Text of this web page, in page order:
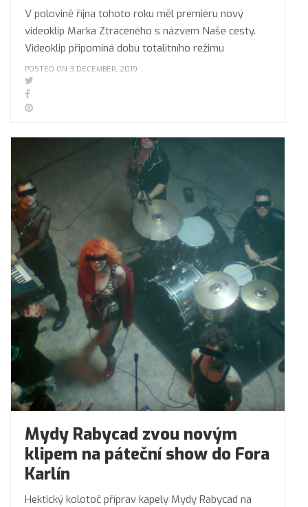
V polovině října tohoto roku měl premiéru nový
videoklip Marka Ztraceného s názvem Naše cesty.
Videoklip připomíná dobu totalitního režimu
POSTED ON 3 DECEMBER, 2019
Mydy Rabycad zvou novým
klipem na páteční show do Fora
Karlín
Hektický kolotoč příprav kapely Mydy Rabycad na